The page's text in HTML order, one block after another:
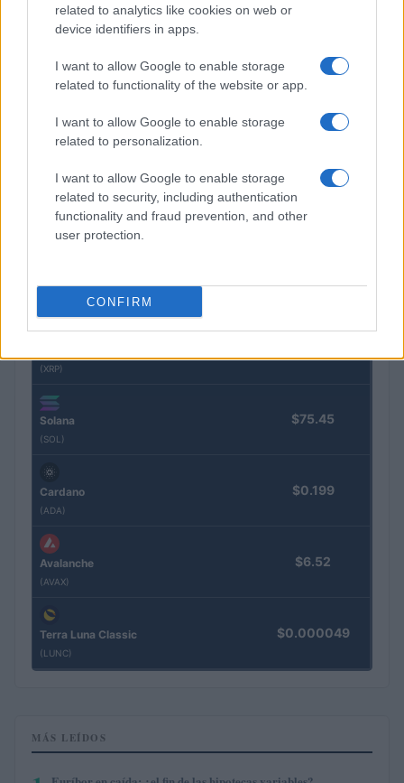
related to analytics like cookies on web or
device identifiers in apps.
I want to allow Google to enable storage
related to functionality of the website or app.
I want to allow Google to enable storage
related to personalization.
I want to allow Google to enable storage
related to security, including authentication
functionality and fraud prevention, and other
user protection.
CONFIRM
COTIZACIONES CRYPTO
Nombre Precio
Bitcoin $64,975.00
$1,918.18
(XRP)
Solana
(SOL)
$75.45
Cardano
(ADA)
$0.199
Avalanche
(AVAX)
$6.52
Terra Luna Classic
(LUNC)
$0.000049
MÁS LEÍDOS